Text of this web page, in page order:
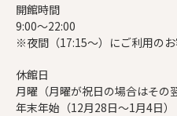
開館時間
9:00～22:00
※夜間（17:15～）にご利用の
休館日
月曜（月曜が祝日の場合はその
年末年始（12月28日～1月4日）